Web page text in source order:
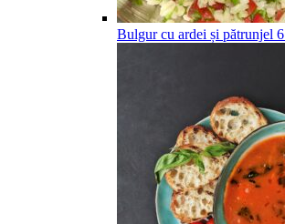
Bulgur cu ardei și pătrunjel 6